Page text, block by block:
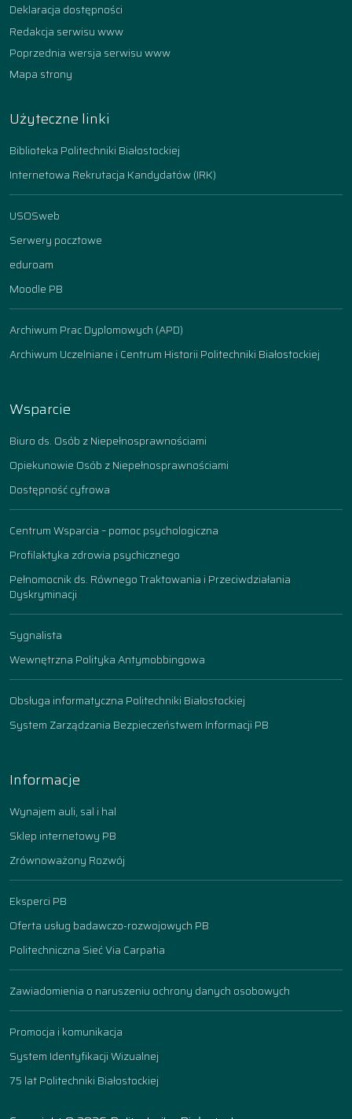
Deklaracja dostępności
Redakcja serwisu www
Poprzednia wersja serwisu www
Mapa strony
Użyteczne linki
Biblioteka Politechniki Białostockiej
Internetowa Rekrutacja Kandydatów (IRK)
USOSweb
Serwery pocztowe
eduroam
Moodle PB
Archiwum Prac Dyplomowych (APD)
Archiwum Uczelniane i Centrum Historii Politechniki Białostockiej
Wsparcie
Biuro ds. Osób z Niepełnosprawnościami
Opiekunowie Osób z Niepełnosprawnościami
Dostępność cyfrowa
Centrum Wsparcia – pomoc psychologiczna
Profilaktyka zdrowia psychicznego
Pełnomocnik ds. Równego Traktowania i Przeciwdziałania
Dyskryminacji
Sygnalista
Wewnętrzna Polityka Antymobbingowa
Obsługa informatyczna Politechniki Białostockiej
System Zarządzania Bezpieczeństwem Informacji PB
Informacje
Wynajem auli, sal i hal
Sklep internetowy PB
Zrównoważony Rozwój
Eksperci PB
Oferta usług badawczo-rozwojowych PB
Politechniczna Sieć Via Carpatia
Zawiadomienia o naruszeniu ochrony danych osobowych
Promocja i komunikacja
System Identyfikacji Wizualnej
75 lat Politechniki Białostockiej